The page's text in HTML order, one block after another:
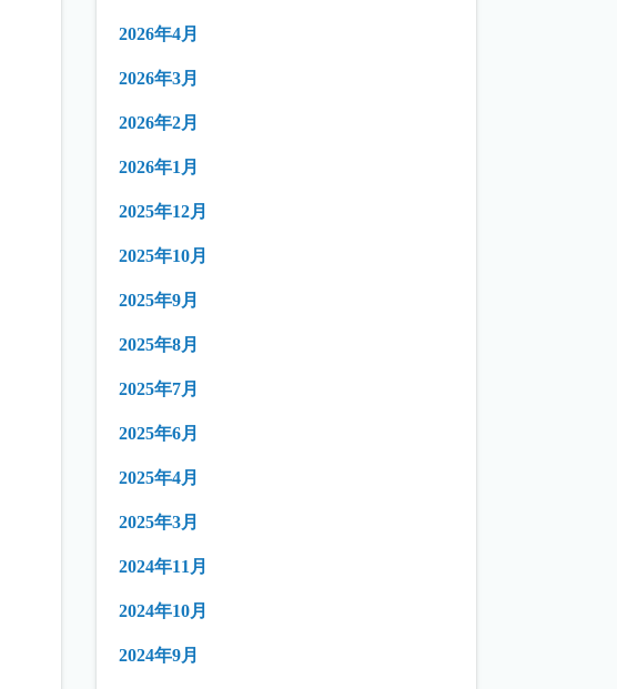
2026年4月
2026年3月
2026年2月
2026年1月
2025年12月
2025年10月
2025年9月
2025年8月
2025年7月
2025年6月
2025年4月
2025年3月
2024年11月
2024年10月
2024年9月